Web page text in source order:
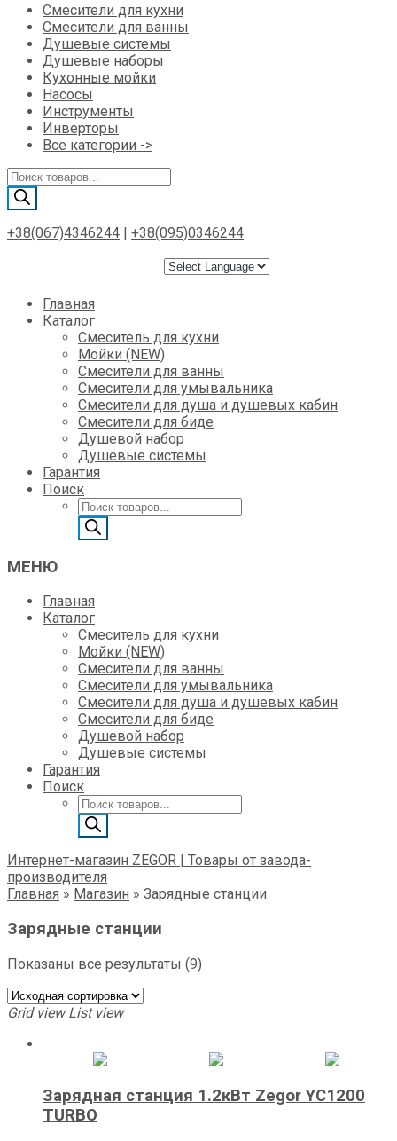
Смесители для кухни
Смесители для ванны
Душевые системы
Душевые наборы
Кухонные мойки
Насосы
Инструменты
Инверторы
Все категории ->
Поиск
товаров
+38(067)4346244 | +38(095)0346244
Skip
Главная
Каталог
Смеситель для кухни
Мойки (NEW)
Смесители для ванны
Смесители для умывальника
Смесители для душа и душевых кабин
Смесители для биде
Душевой набор
Душевые системы
Гарантия
Поиск
Поиск
товаров
МЕНЮ
Главная
Каталог
Смеситель для кухни
Мойки (NEW)
Смесители для ванны
Смесители для умывальника
Смесители для душа и душевых кабин
Смесители для биде
Душевой набор
Душевые системы
Гарантия
Поиск
Поиск
товаров
Интернет-магазин ZEGOR | Товары от завода-
производителя
Главная » Магазин » Зарядные станции
Зарядные станции
Показаны все результаты (9)
Grid view List view
Зарядная станция 1.2кВт Zegor YC1200
TURBO